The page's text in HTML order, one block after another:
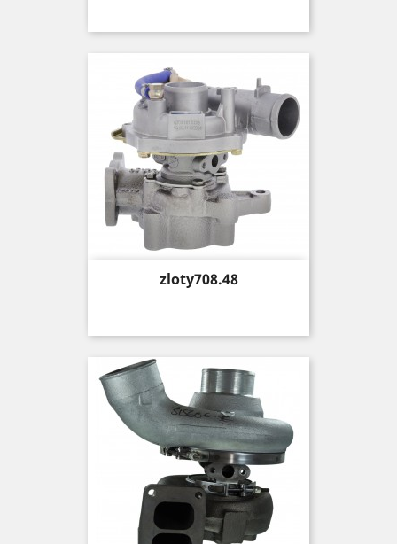
Price
zloty708.48